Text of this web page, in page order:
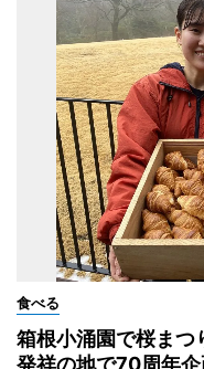
食べる
箱根小涌園で桜ま
発祥の地で70周年